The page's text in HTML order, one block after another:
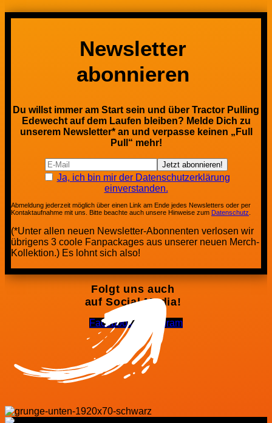
Newsletter
abonnieren
Du willst immer am Start sein und über Tractor Pulling
Edewecht auf dem Laufen bleiben? Melde Dich zu
unserem Newsletter* an und verpasse keinen „Full
Pull“ mehr!
Ja, ich bin mir der Datenschutzerklärung
einverstanden.
Abmeldung jederzeit möglich über einen Link am Ende jedes Newsletters oder per
Kontaktaufnahme mit uns. Bitte beachte auch unsere Hinweise zum Datenschutz
(*Unter allen neuen Newsletter-Abonnenten verlosen wir
übrigens 3 coole Fanpackages aus unserer neuen Merch-
Kollektion.) Es lohnt sich also!
Folgt uns auch
auf Social Media!
Facebook-f Instagram